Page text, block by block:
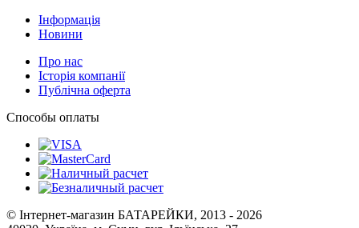
Інформація
Новини
Про нас
Історія компанії
Публічна оферта
Способы оплаты
© Інтернет-магазин БАТАРЕЙКИ, 2013 - 2026